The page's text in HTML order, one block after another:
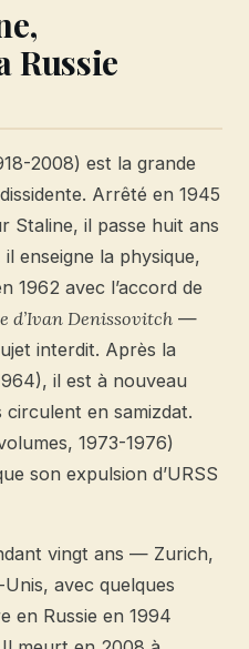
Russie
2008) est la grande
Arrêté en 1945
Staline, il passe huit ans
enseigne la physique,
1962 avec l’accord de
d’Ivan Denissovitch —
interdit. Après la
il est à nouveau
en samizdat.
1973-1976)
son expulsion d’URSS
vingt ans — Zurich,
avec quelques
en Russie en 1994